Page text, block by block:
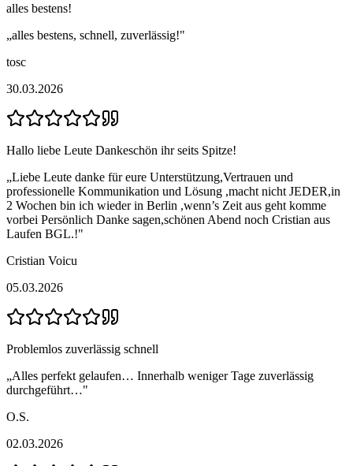
alles bestens!
„alles bestens, schnell, zuverlässig!"
tosc
30.03.2026
Hallo liebe Leute Dankeschön ihr seits Spitze!
„Liebe Leute danke für eure Unterstützung,Vertrauen und
professionelle Kommunikation und Lösung ,macht nicht JEDER,in
2 Wochen bin ich wieder in Berlin ,wenn’s Zeit aus geht komme
vorbei Persönlich Danke sagen,schönen Abend noch Cristian aus
Laufen BGL.!"
Cristian Voicu
05.03.2026
Problemlos zuverlässig schnell
„Alles perfekt gelaufen… Innerhalb weniger Tage zuverlässig
durchgeführt…"
O.S.
02.03.2026